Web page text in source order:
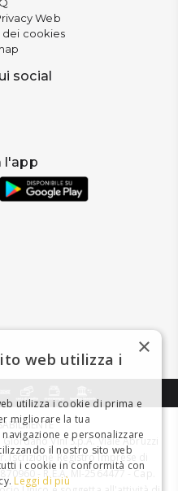
Web
dei cookies
social
l'app
Vini S.p.A. Viale Abruzzi
Iscrizione Registro Imprese di
- R.E.A. MI-2564477 - Cap.
×
web utilizza i
utilizza i cookie di prima e
migliorare la tua
e personalizzare
il nostro sito web
i cookie in conformità con
Leggi di più